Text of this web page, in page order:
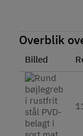
Overblik
Billed